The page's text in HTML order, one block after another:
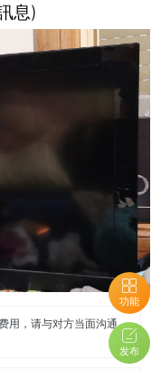
功能
发布
息)
用，请与对方当面沟通，